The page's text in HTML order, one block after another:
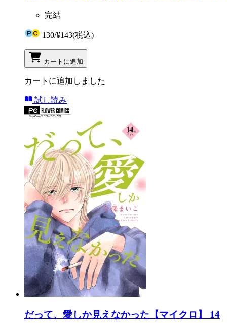
完結
130/¥143(税込)
カートに追加
カートに追加しました
試し読み
だって、愛しか見えなかった【マイクロ】 14